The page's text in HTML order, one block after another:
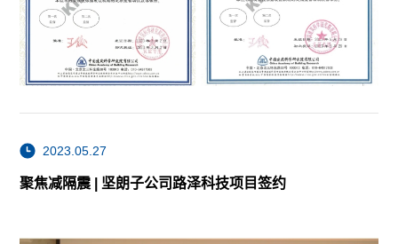
2023.05.27
聚焦减隔震 | 坚朗子公司路泽科技项目签约